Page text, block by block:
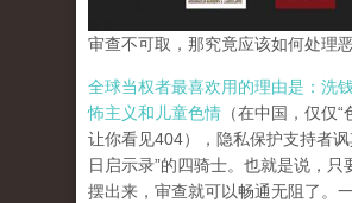
审查不可取，那究竟应该如何处理
全球当权者最喜欢用的理由是：洗
怖主义和儿童色情 （在中国，仅仅“
让你看见404），隐私保护支持者讽
日启示录”的四骑士。也就是说，只
摆出来，审查就可以畅通无阻了。